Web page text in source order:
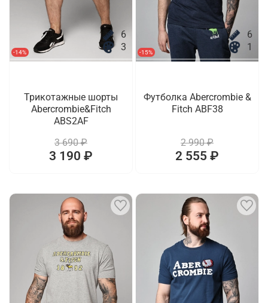
-14%
6
3
Трикотажные шорты
Abercrombie&Fitch
ABS2AF
3 690 ₽
3 190 ₽
-15%
6
1
Футболка Abercrombie &
Fitch ABF38
2 990 ₽
2 555 ₽